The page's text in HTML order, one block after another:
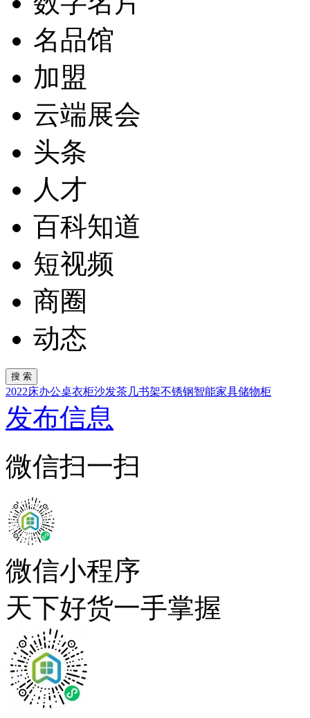
名品馆
加盟
云端展会
头条
人才
百科知道
短视频
商圈
动态
2022床办公桌衣柜沙发茶几书架不锈钢智能家具储物柜
发布信息
微信扫一扫
微信小程序
天下好货一手掌握